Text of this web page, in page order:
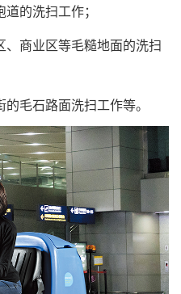
的洗扫工作；
商业区等毛糙地面的洗扫
毛石路面洗扫工作等。